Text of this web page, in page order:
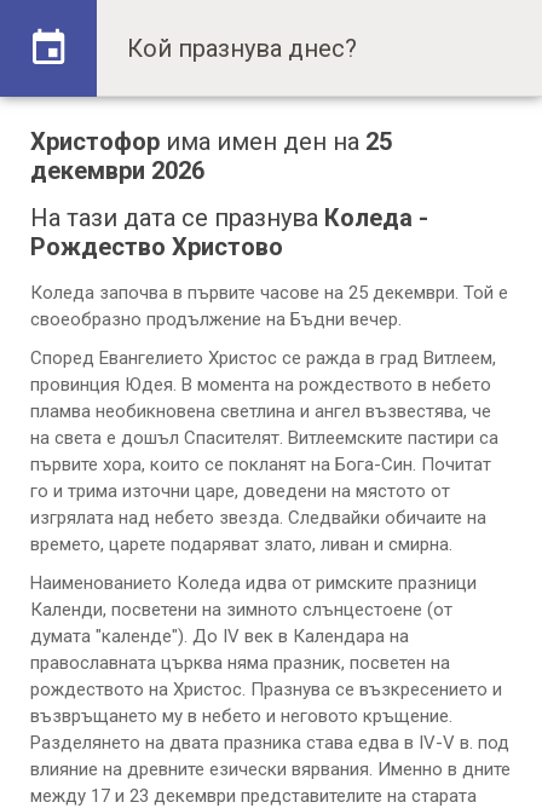
Христофор има имен ден на 25
декември 2026
На тази дата се празнува Коледа -
Рождество Христово
Коледа започва в първите часове на 25 декември. Той е
своеобразно продължение на Бъдни вечер.
Според Евангелието Христос се ражда в град Витлеем,
провинция Юдея. В момента на рождеството в небето
пламва необикновена светлина и ангел възвестява, че
на света е дошъл Спасителят. Витлеемските пастири са
първите хора, които се покланят на Бога-Син. Почитат
го и трима източни царе, доведени на мястото от
изгрялата над небето звезда. Следвайки обичаите на
времето, царете подаряват злато, ливан и смирна.
Наименованието Коледа идва от римските празници
Календи, посветени на зимното слънцестоене (от
думата "календе"). До IV век в Календара на
православната църква няма празник, посветен на
рождеството на Христос. Празнува се възкресението и
възвръщането му в небето и неговото кръщение.
Разделянето на двата празника става едва в IV-V в. под
влияние на древните езически вярвания. Именно в дните
между 17 и 23 декември представителите на старата